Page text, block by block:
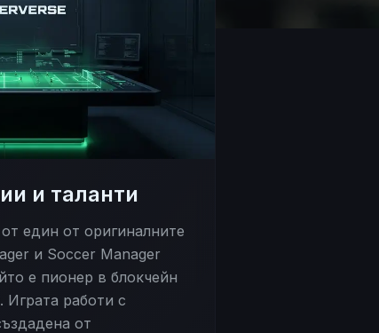
и таланти
един от оригиналните
и Soccer Manager
е пионер в блокчейн
Играта работи с
от